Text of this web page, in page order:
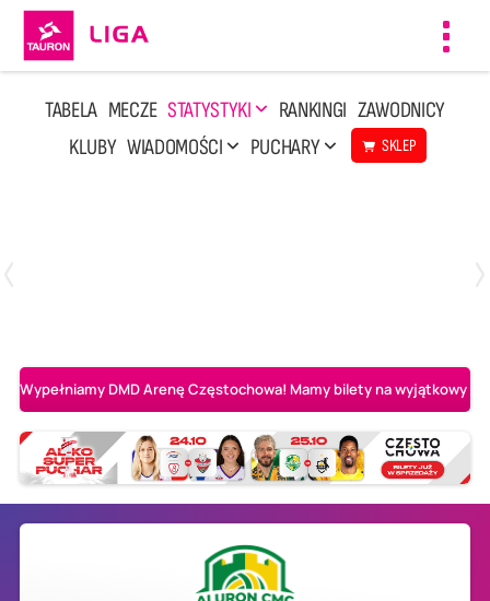
TABELA MECZE STATYSTYKI RANKINGI ZAWODNICY
KLUBY WIADOMOŚCI PUCHARY SKLEP
Wypełniamy DMD Arenę Częstochowa! Mamy bilety na wyjątkowy